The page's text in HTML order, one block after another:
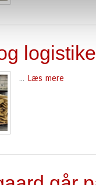
... Læs mere